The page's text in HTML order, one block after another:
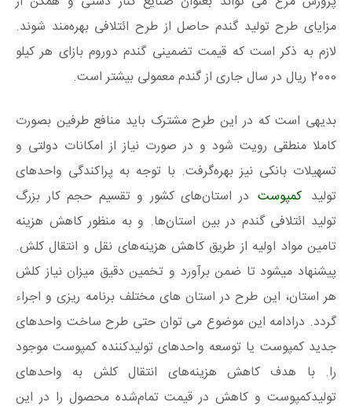
مزایای طرح تولید گندم حاصل از طرح ائتلافی بهره‌مند شوند.
لازم به ذکر است که قیمت تضمینی گندم دوروم بازای هر کیلو
2000 ریال در سال جاری از گندم معمولی بیشتر است.
بدیهی است که در این طرح مشترک باید منافع طرفین بصورت
کاملا منطقی رویت شود و در صورت نیاز از امکانات دولتی و
تسهیلات بانکی نیز بهره‌گرفت. با توجه به پراکندگی واحدهای
تولید کمپوست در استان‌های کشور و تقسیم حجم کار بزرگ
تولید ائتلافی گندم در بین استان‌ها. و به منظور کاهش هزینه
تامین مواد اولیه از طریق کاهش هزینه‌های نقل و انتقال کلش.
پیشنهاد میشود تا ضمن برآورد و تخمین دقیق میزان نیاز کلش
هر استان، این طرح در استان های مختلف برنامه ریزی و اجراء
گردد. درادامه این موضوع می توان حتی طرح ساخت واحدهای
جدید کمپوست یا توسعه واحدهای تولیدکننده کمپوست موجود
را. با هدف کاهش هزینه‌های انتقال کلش به واحدهای
تولیدکمپوست و کاهش در قیمت تمام‌شده محصول را در این